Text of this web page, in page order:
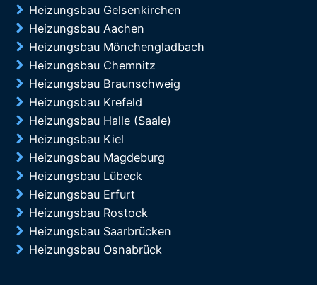
Heizungsbau Gelsenkirchen
Heizungsbau Aachen
Heizungsbau Mönchengladbach
Heizungsbau Chemnitz
Heizungsbau Braunschweig
Heizungsbau Krefeld
Heizungsbau Halle (Saale)
Heizungsbau Kiel
Heizungsbau Magdeburg
Heizungsbau Lübeck
Heizungsbau Erfurt
Heizungsbau Rostock
Heizungsbau Saarbrücken
Heizungsbau Osnabrück